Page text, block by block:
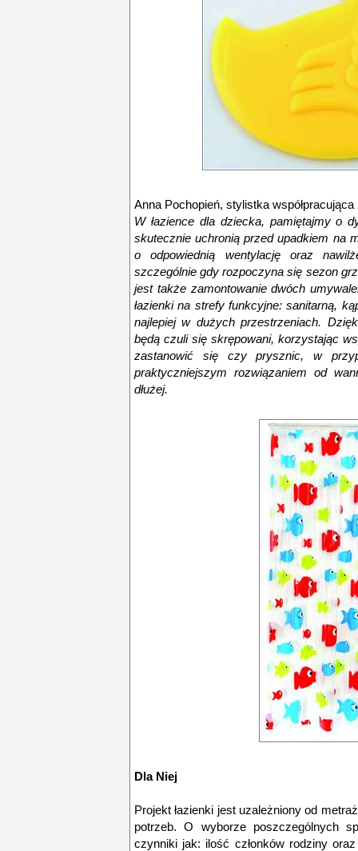
Anna Pochopień, stylistka
W łazience dla dziecka, pamiętajmy o
skutecznie uchronią przed upadkiem na
o odpowiednią wentylację oraz
szczególnie gdy rozpoczyna się sezon
jest także zamontowanie dwóch
łazienki na strefy funkcyjne: sanitarną,
najlepiej w dużych przestrzeniach.
będą czuli się skrępowani, korzystając
zastanowić się czy prysznic, w
praktyczniejszym rozwiązaniem od
dłużej.
Dla Niej
Projekt łazienki jest uzależniony od
potrzeb. O wyborze poszczególnych
czynniki jak: ilość członków rodziny